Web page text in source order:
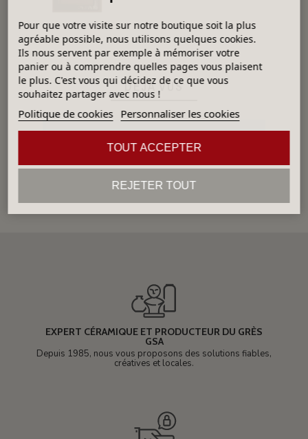
DÉJÀ VUS
Aucun produit
EXPERT CÉRAMIQUE ET PRODUCTEUR DU GRÈS
GSA
Depuis 1985, nous vous proposons des solutions fiables,
créatives et locales.
Pour que votre visite sur notre boutique soit la plus
agréable possible, nous utilisons quelques cookies.
Ils nous servent par exemple à mémoriser votre
panier ou à comprendre quelles pages vous plaisent
le plus. C'est vous qui décidez de ce que vous
souhaitez partager avec nous !
Politique de cookies Personnaliser les cookies
REJETER TOUT
TOUT ACCEPTER